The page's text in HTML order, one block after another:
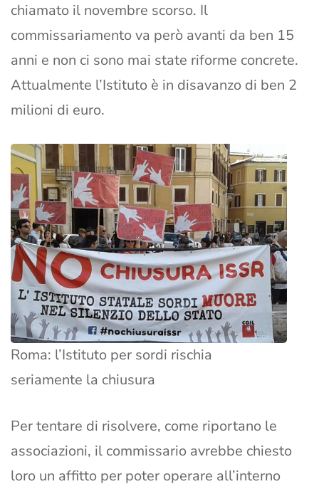
chiamato il novembre scorso. Il
commissariamento va però avanti da ben 15
anni e non ci sono mai state riforme concrete.
Attualmente l’Istituto è in disavanzo di ben 2
milioni di euro.
Roma: l’Istituto per sordi rischia
seriamente la chiusura
Per tentare di risolvere, come riportano le
associazioni, il commissario avrebbe chiesto
loro un affitto per poter operare all’interno